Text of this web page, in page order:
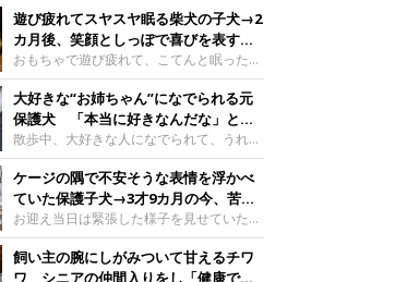
シュ・コーギー・ペンブロークの神楽ちゃ
ん。今年の8月で7才になるという神楽ちゃ
んですが、いったいどんな子犬時代を過ご
したのでしょうか。今回は、神楽ちゃんの
成長を飼い主さんと振り返ります！神楽ち
ゃんの成長について聞いた！お迎えから数
日後の神楽ちゃん（撮影時生後2カ月）＠
Kus1oKg2vsgdWS2――お迎え当初の神楽
ちゃんの様子について教えてください。飼
い主さん： 「お迎え当日から“ヘソ天”で寝
るようなコでし
遊び疲れてスヤスヤ眠る柴犬の子犬→2
カ月後、笑顔としっぽで喜びを表すコ
に成長！
おもちゃで遊び疲れて、こてんと眠った子
犬。あれから2カ月、表情や行動にさまざ
まな変化が見られるようになりました。遊
び疲れて眠る生後2カ月のなっちゃん遊び
疲れた様子のなっちゃん。@Pkndg_紹介
するのは、X（旧Twitter）ユーザー
@Pkndg_さんの愛犬・なっちゃん（取材
時、生後4カ月／柴犬）。こちらの写真
は、なっちゃんが生後2カ月のころに撮影
された一枚です。この日、なっちゃんは家
族と一緒におもちゃで遊んでいました。た
くさん遊んで疲れたのか、その後は眠り始
大好きな“お姉ちゃん”になでられる元
保護犬 「本当に好きなんだな」と感
じる表情にほっこり
散歩中、大好きな人になでられて、うれし
そうな表情を見せる元保護犬。甘えるよう
な姿に、見ているこちらまでほっこりしま
す。大好きな“お姉ちゃん”に甘える小次郎
くん妹さんになでてもらい、うれしそうな
表情を見せる小次郎くん（2026年6月撮
影）。@mika_Jimmy紹介するのは、X（旧
Twitter）ユーザー@mika_Jimmyさんの愛
ケージの隅で不安そうな表情を浮かべ
ていた保護子犬→3才9カ月の今、苦手
を克服し頼もしいコに成長！
お迎え当日は緊張した様子を見せていた元
野犬の保護子犬。あれから約3年半、苦手
だったことを一つひとつ克服し、家族に寄
り添う姿を見せています。お迎え当日、ケ
飼い主の腕にしがみついて甘えるチワ